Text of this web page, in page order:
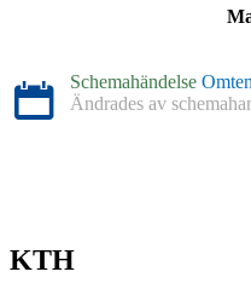
Schemahändelse
Ändrades av
Schemahändelse
KTH